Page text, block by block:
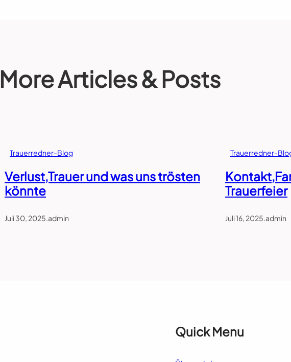
More Articles & Posts
Trauerredner-Blog
Verlust,Trauer und was uns trösten
könnte
Juli 30, 2025.admin
Trauerredner-
Trauerfeier
Juli 16, 2025.admin
Quick Menu